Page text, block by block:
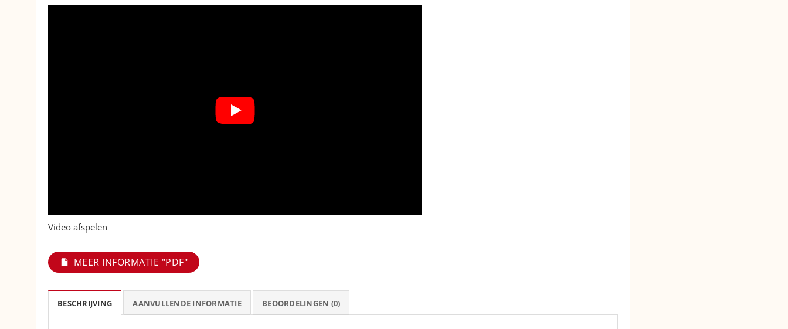
Video afspelen
MEER INFORMATIE "PDF"
BESCHRIJVING AANVULLENDE INFORMATIE BEOORDELINGEN (0)